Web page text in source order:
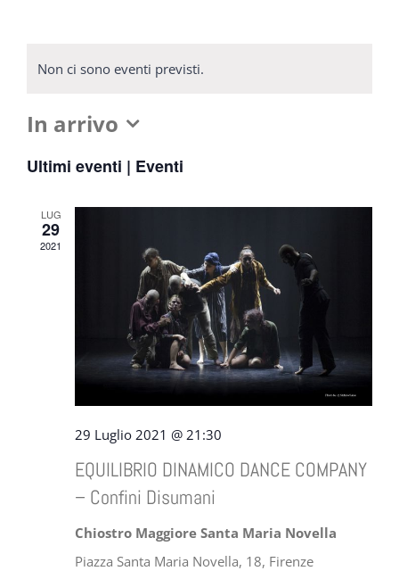
Non ci sono eventi previsti.
In arrivo
la
Ultimi eventi | Eventi
LUG
29
2021
29 Luglio 2021 @ 21:30
EQUILIBRIO DINAMICO DANCE COMPANY
– Confini Disumani
Chiostro Maggiore Santa Maria Novella
Piazza Santa Maria Novella, 18, Firenze